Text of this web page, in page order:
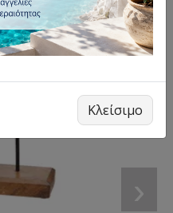
›
Κλείσιμο